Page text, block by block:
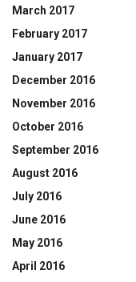
March 2017
February 2017
January 2017
December 2016
November 2016
October 2016
September 2016
August 2016
July 2016
June 2016
May 2016
April 2016